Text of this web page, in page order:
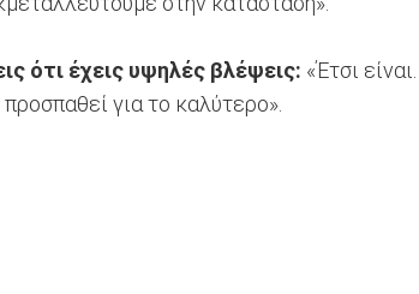
ότι έχεις υψηλές βλέψεις: «Έτσι
για το καλύτερο».